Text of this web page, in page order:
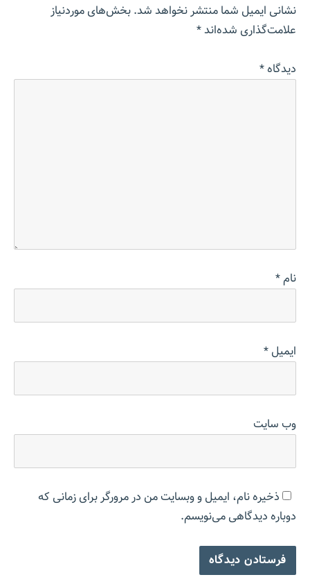
نشانی ایمیل شما منتشر نخواهد شد.بخش‌های موردنیاز
علامت‌گذاری شده‌اند*
دیدگاه*
نام*
ایمیل*
وب‌ سایت
ذخیره نام، ایمیل و وبسایت من در مرورگر برای زمانی که
دوباره دیدگاهی می‌نویسم.